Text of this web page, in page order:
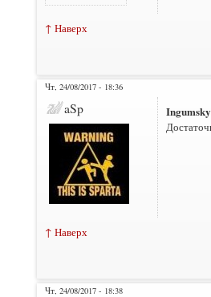
↑ Наверх
Чт, 24/08/2017 - 18:36
aSp Ingumsky
↑ Наверх
Чт, 24/08/2017 - 18:38